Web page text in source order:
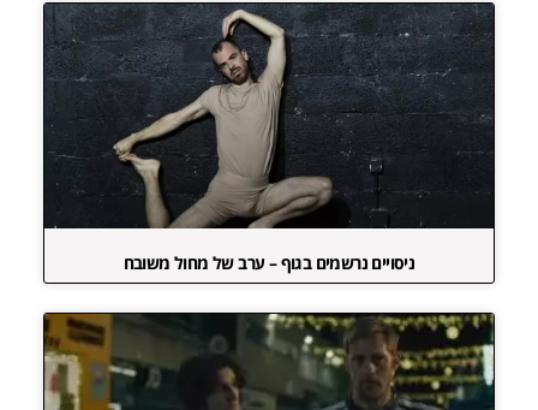
ניסויים נרשמים בגוף – ערב של מחול משובח